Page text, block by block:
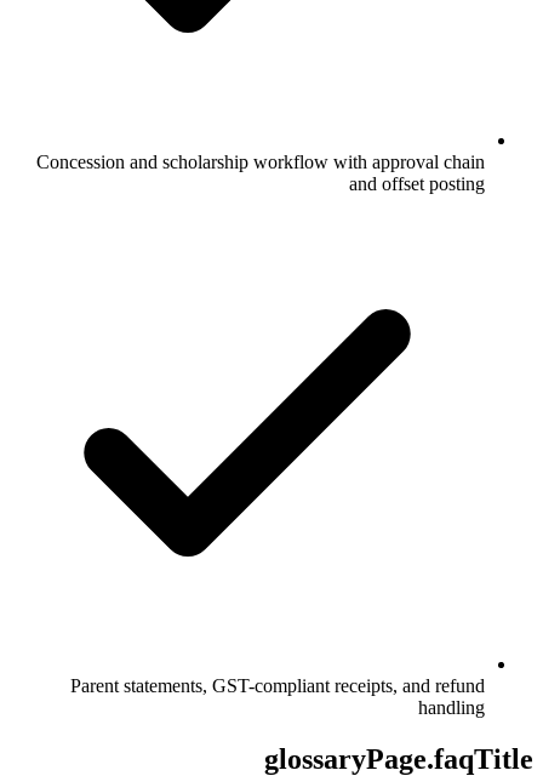
Concession and scholarship workflow with approval chain
and offset posting
Parent statements, GST-compliant receipts, and refund
handling
glossaryPage.faqTitle